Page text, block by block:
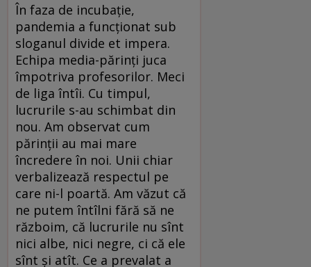
În faza de incubație,
pandemia a funcționat sub
sloganul divide et impera.
Echipa media-părinți juca
împotriva profesorilor. Meci
de liga întîi. Cu timpul,
lucrurile s-au schimbat din
nou. Am observat cum
părinții au mai mare
încredere în noi. Unii chiar
verbalizează respectul pe
care ni-l poartă. Am văzut că
ne putem întîlni fără să ne
războim, că lucrurile nu sînt
nici albe, nici negre, ci că ele
sînt și atît. Ce a prevalat a